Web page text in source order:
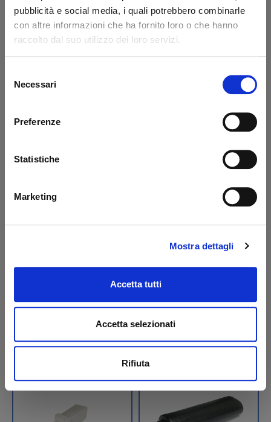
pubblicità e social media, i quali potrebbero combinarle
con altre informazioni che ha fornito loro o che hanno
raccolto dal suo utilizzo dei loro servizi.
delNecessari
Preferenze
Statistiche
Marketing
Mostra dettagli
Accetta tutti
Accetta selezionati
Rifiuta
Codice: 14217L
€ 371,85
Acquista
Codice: 14218L
€ 776,85
Codice: 17203L
+IVA
Da ordinare
PBS Palfinger - MBB
Codice: 52510M
€ 288,00
Da ordinare